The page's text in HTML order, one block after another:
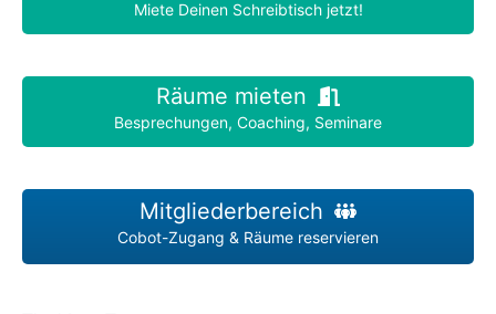
Miete Deinen Schreibtisch jetzt!
Räume mieten
Besprechungen, Coaching, Seminare
Mitgliederbereich
Cobot-Zugang & Räume reservieren